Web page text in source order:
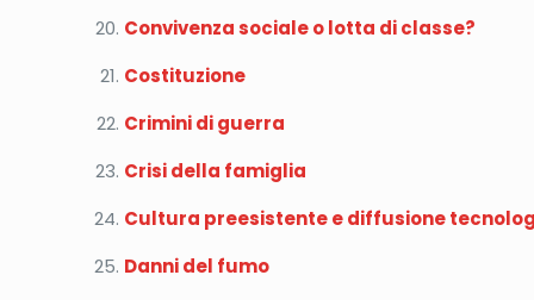
Convivenza sociale o lotta di classe?
Costituzione
Crimini di guerra
Crisi della famiglia
Cultura preesistente e diffusione
Danni del fumo